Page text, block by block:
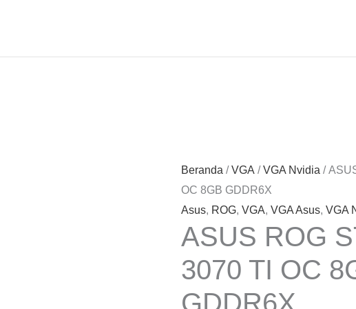
Beranda /VGA /VGA Nvidia /
OC 8GB GDDR6X
Asus, ROG,VGA,VGA Asus,VGA
ASUS ROG
3070 TI OC